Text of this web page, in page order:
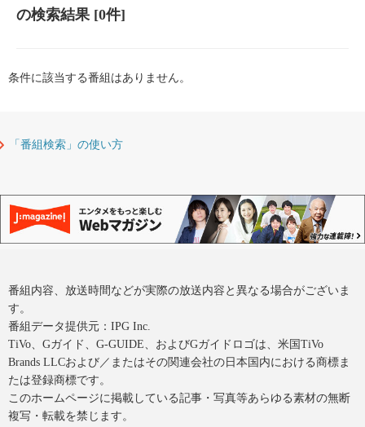
の検索結果[0件]
条件に該当する番組はありません。
「番組検索」の使い方
番組内容、放送時間などが実際の放送内容と異なる場合がございま
す。
番組データ提供元：IPG Inc.
TiVo、Gガイド、G-GUIDE、およびGガイドロゴは、米国TiVo
Brands LLCおよび／またはその関連会社の日本国内における商標ま
たは登録商標です。
このホームページに掲載している記事・写真等あらゆる素材の無断
複写・転載を禁じます。